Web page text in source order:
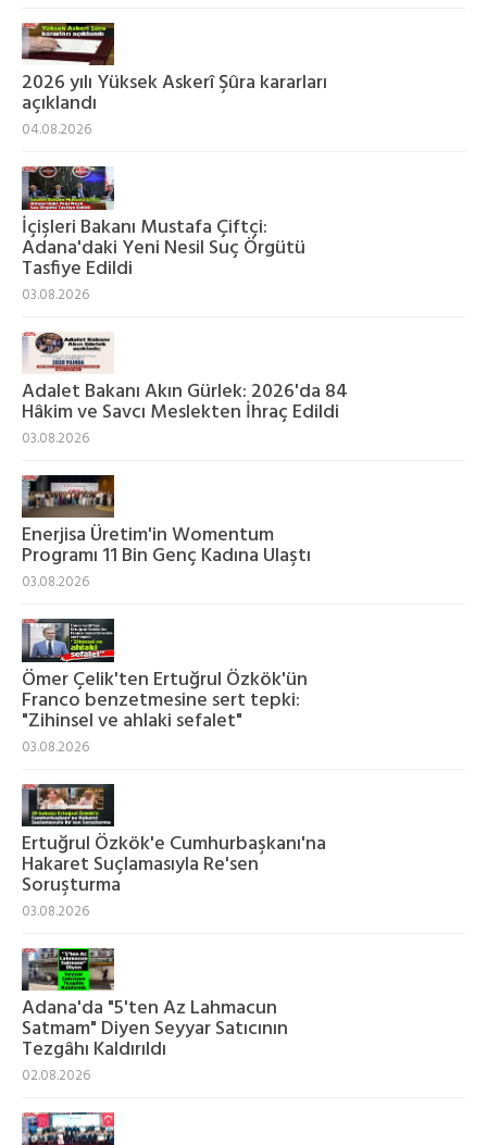
2026 yılı Yüksek Askerî Şûra kararları
açıklandı
04.08.2026
İçişleri Bakanı Mustafa Çiftçi:
Adana'daki Yeni Nesil Suç Örgütü
Tasfiye Edildi
03.08.2026
Adalet Bakanı Akın Gürlek: 2026'da 84
Hâkim ve Savcı Meslekten İhraç Edildi
03.08.2026
Enerjisa Üretim'in Womentum
Programı 11 Bin Genç Kadına Ulaştı
03.08.2026
Ömer Çelik'ten Ertuğrul Özkök'ün
Franco benzetmesine sert tepki:
"Zihinsel ve ahlaki sefalet"
03.08.2026
Ertuğrul Özkök'e Cumhurbaşkanı'na
Hakaret Suçlamasıyla Re'sen
Soruşturma
03.08.2026
Adana'da "5'ten Az Lahmacun
Satmam" Diyen Seyyar Satıcının
Tezgâhı Kaldırıldı
02.08.2026